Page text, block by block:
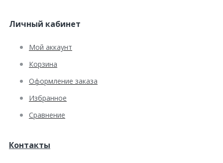
Личный кабинет
Мой аккаунт
Корзина
Оформление заказа
Избранное
Сравнение
Контакты